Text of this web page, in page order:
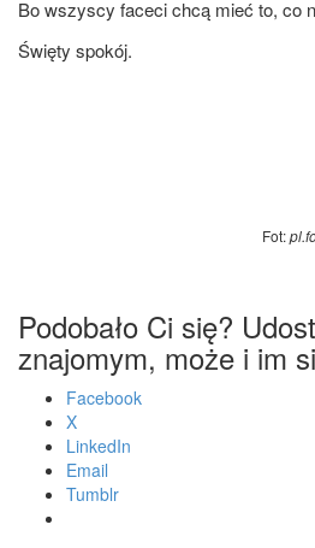
Bo wszy­scy face­ci chcą mieć to, co
Świę­ty spokój.
Fot:
Podobało Ci się?
znajomym, może i im
Face­bo­ok
X
Lin­ke­dIn
Ema­il
Tum­blr